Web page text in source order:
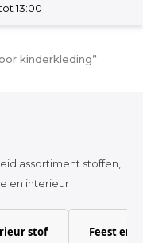
13:00
kinderkleding”
assortiment stoffen,
en interieur
stof Feest en